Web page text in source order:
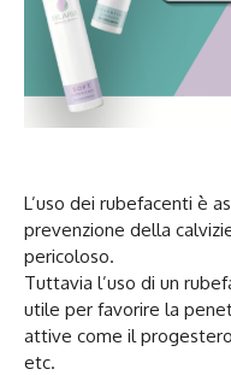
L’uso dei rubefacenti è
prevenzione della
pericoloso.
Tuttavia l’uso di un
utile per favorire la
attive come il
etc.